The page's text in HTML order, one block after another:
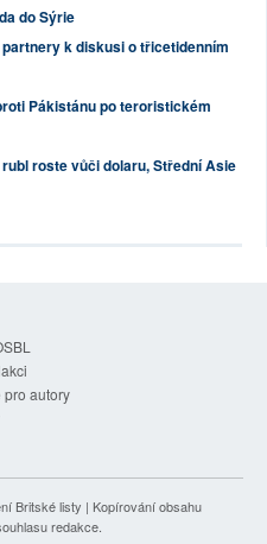
do Sýrie
k diskusi o třicetidenním
Pákistánu po teroristickém
roste vůči dolaru, Střední Asie
pro autory
Britské listy | Kopírování obsahu
redakce.